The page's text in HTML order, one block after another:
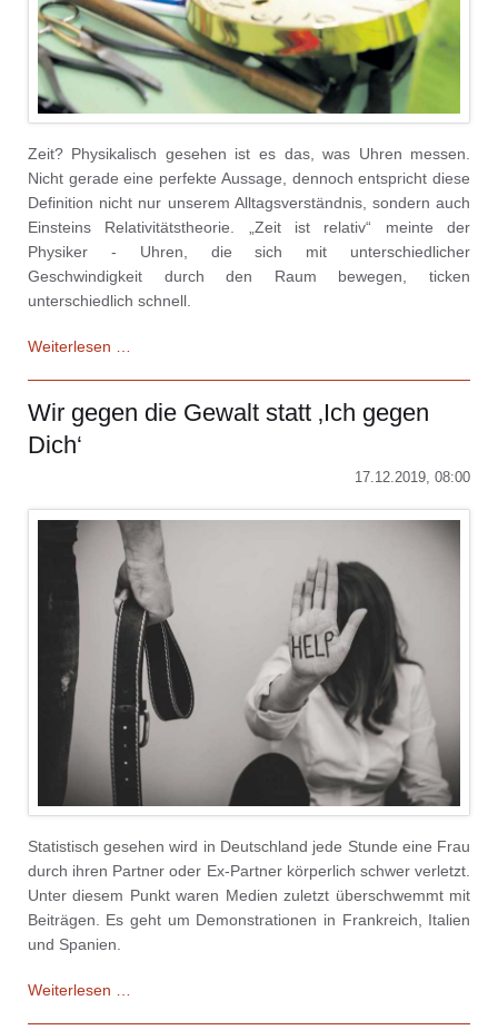
Zeit? Physikalisch gesehen ist es das, was Uhren messen.
Nicht gerade eine perfekte Aussage, dennoch entspricht diese
Definition nicht nur unserem Alltagsverständnis, sondern auch
Einsteins Relativitätstheorie. „Zeit ist relativ“ meinte der
Physiker - Uhren, die sich mit unterschiedlicher
Geschwindigkeit durch den Raum bewegen, ticken
unterschiedlich schnell.
Weiterlesen …
Zwischen
Wir gegen die Gewalt statt ‚Ich gegen
Dich‘
17.12.2019, 08:00
Statistisch gesehen wird in Deutschland jede Stunde eine Frau
durch ihren Partner oder Ex-Partner körperlich schwer verletzt.
Unter diesem Punkt waren Medien zuletzt überschwemmt mit
Beiträgen. Es geht um Demonstrationen in Frankreich, Italien
und Spanien.
Weiterlesen …